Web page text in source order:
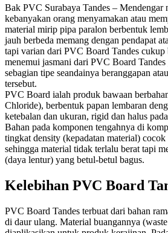
Bak PVC Surabaya Tandes – Mendengar
kebanyakan orang menyamakan atau
material mirip pipa paralon berbentuk
jauh berbeda memang dengan pendapat
tapi varian dari PVC Board Tandes cukup
menemui jasmani dari PVC Board Tandes
sebagian tipe seandainya beranggapan
tersebut.
PVC Board ialah produk bawaan
Chloride), berbentuk papan lembaran
ketebalan dan ukuran, rigid dan halus
Bahan pada komponen tengahnya di
tingkat density (kepadatan material)
sehingga material tidak terlalu berat tapi
(daya lentur) yang betul-betul bagus.
Kelebihan PVC Board
PVC Board Tandes terbuat dari bahan
di daur ulang. Material buangannya